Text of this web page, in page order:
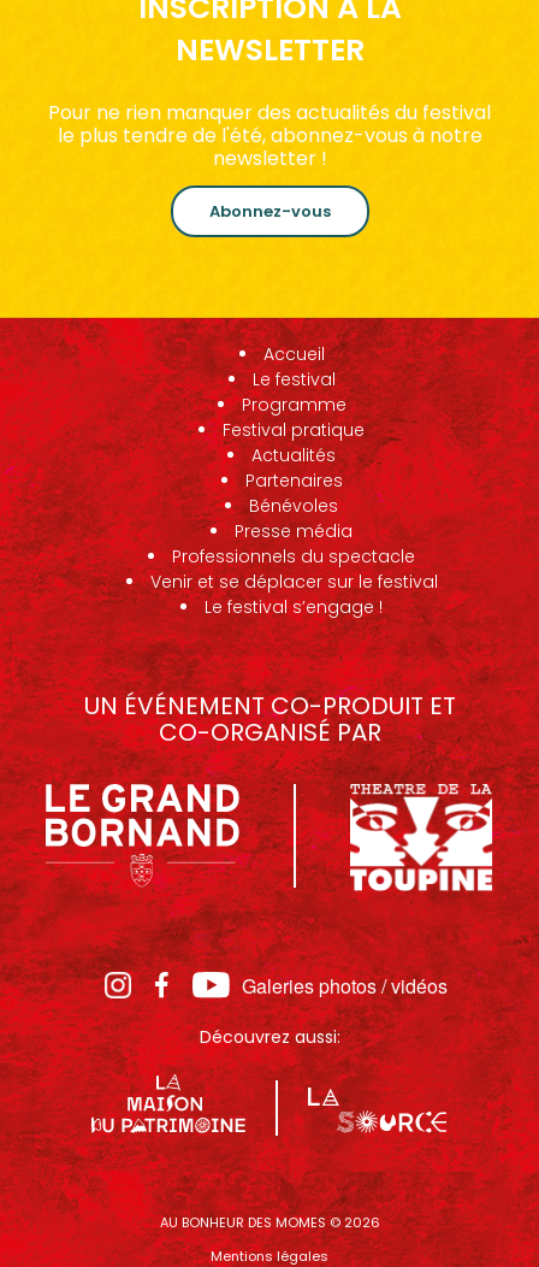
NEWSLETTER
Pour ne rien manquer des actualités du festival
le plus tendre de l'été, abonnez-vous à notre
newsletter !
Abonnez-vous
Accueil
Le festival
Programme
Festival pratique
Actualités
Partenaires
Bénévoles
Presse média
Professionnels du spectacle
Venir et se déplacer sur le festival
Le festival s’engage !
UN ÉVÉNEMENT CO-PRODUIT ET
CO-ORGANISÉ PAR
Galeries photos / vidéos
Découvrez aussi:
AU BONHEUR DES MOMES © 2026
Mentions légales